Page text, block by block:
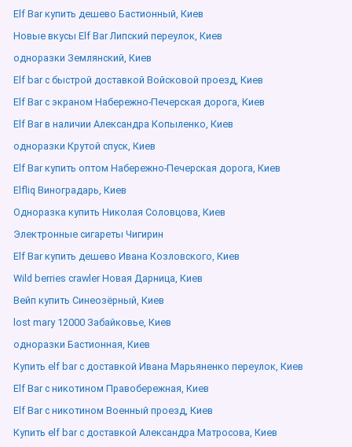
Elf Bar купить дешево Бастионный, Киев
Новые вкусы Elf Bar Липский переулок, Киев
одноразки Землянский, Киев
Elf bar с быстрой доставкой Войсковой проезд, Киев
Elf Bar с экраном Набережно-Печерская дорога, Киев
Elf Bar в наличии Александра Копыленко, Киев
одноразки Крутой спуск, Киев
Elf Bar купить оптом Набережно-Печерская дорога, Киев
Elfliq Виноградарь, Киев
Одноразка купить Николая Соловцова, Киев
Электронные сигареты Чигирин
Elf Bar купить дешево Ивана Козловского, Киев
Wild berries crawler Новая Дарница, Киев
Вейп купить Синеозёрный, Киев
lost mary 12000 Забайковье, Киев
одноразки Бастионная, Киев
Купить elf bar с доставкой Ивана Марьяненко переулок, Киев
Elf Bar с никотином Правобережная, Киев
Elf Bar с никотином Военный проезд, Киев
Купить elf bar с доставкой Александра Матросова, Киев